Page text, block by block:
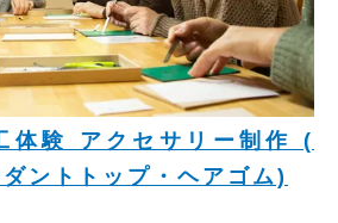
体験 アクセサリー制作 (
ントトップ・ヘアゴム)